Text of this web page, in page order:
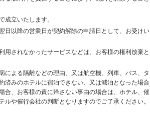
成立いたします。
日以降の営業日が契約解除の申請日として、お受けい
されなかったサービスなどは、お客様の権利放棄と
による隔離などの理由、又は航空機、列車、バス、タ
済みのホテルに宿泊できない、又は減泊となった場合
合、お客様の責に帰さない事由の場合は、ホテル、催
や催行会社の判断となりますのでご了承ください。